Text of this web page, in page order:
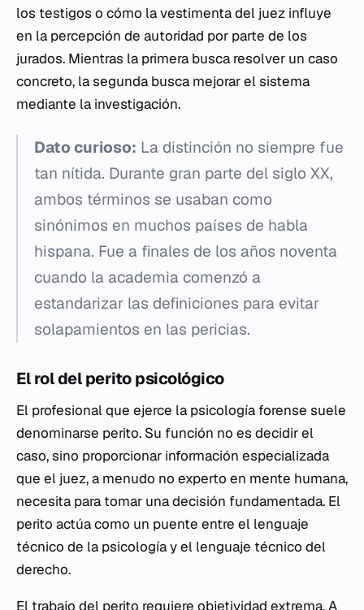
los testigos o cómo la vestimenta del juez influye
en la percepción de autoridad por parte de los
jurados. Mientras la primera busca resolver un caso
concreto, la segunda busca mejorar el sistema
mediante la investigación.
Dato curioso: La distinción no siempre fue
tan nítida. Durante gran parte del siglo XX,
ambos términos se usaban como
sinónimos en muchos países de habla
hispana. Fue a finales de los años noventa
cuando la academia comenzó a
estandarizar las definiciones para evitar
solapamientos en las pericias.
El rol del perito psicológico
El profesional que ejerce la psicología forense suele
denominarse perito. Su función no es decidir el
caso, sino proporcionar información especializada
que el juez, a menudo no experto en mente humana,
necesita para tomar una decisión fundamentada. El
perito actúa como un puente entre el lenguaje
técnico de la psicología y el lenguaje técnico del
derecho.
El trabajo del perito requiere objetividad extrema. A